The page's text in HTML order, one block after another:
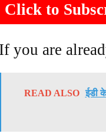
Click to
If you are
READ ALSO ईडी